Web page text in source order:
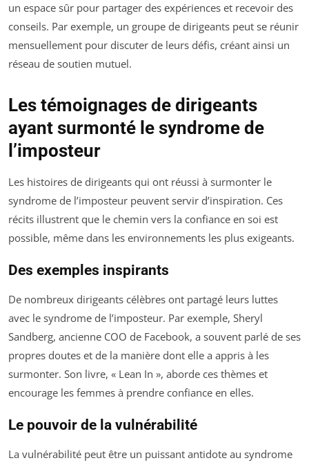
un espace sûr pour partager des expériences et recevoir des
conseils. Par exemple, un groupe de dirigeants peut se réunir
mensuellement pour discuter de leurs défis, créant ainsi un
réseau de soutien mutuel.
Les témoignages de dirigeants
ayant surmonté le syndrome de
l’imposteur
Les histoires de dirigeants qui ont réussi à surmonter le
syndrome de l’imposteur peuvent servir d’inspiration. Ces
récits illustrent que le chemin vers la confiance en soi est
possible, même dans les environnements les plus exigeants.
Des exemples inspirants
De nombreux dirigeants célèbres ont partagé leurs luttes
avec le syndrome de l’imposteur. Par exemple, Sheryl
Sandberg, ancienne COO de Facebook, a souvent parlé de ses
propres doutes et de la manière dont elle a appris à les
surmonter. Son livre, « Lean In », aborde ces thèmes et
encourage les femmes à prendre confiance en elles.
Le pouvoir de la vulnérabilité
La vulnérabilité peut être un puissant antidote au syndrome